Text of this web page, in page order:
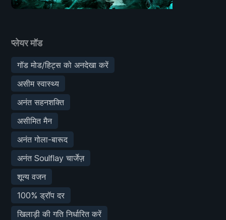
प्लेयर मॉड
गॉड मोड/हिट्स को अनदेखा करें
असीम स्वास्थ्य
अनंत सहनशक्ति
असीमित मैन
अनंत गोला-बारूद
अनंत Soulflay चार्जेज़
शून्य वजन
100% ड्रॉप दर
खिलाड़ी की गति निर्धारित करें